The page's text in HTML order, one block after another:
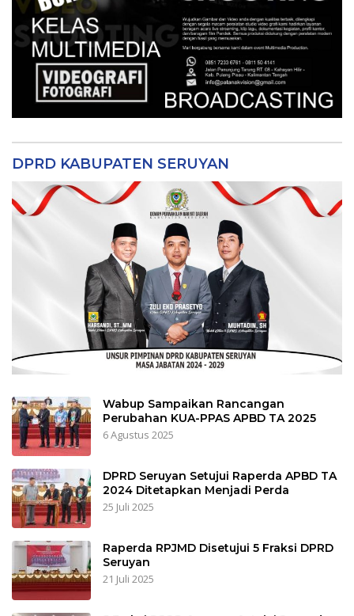
DPRD KABUPATEN SERUYAN
Wabup Sampaikan Rancangan
Perubahan KUA-PPAS APBD TA 2025
6 Agustus 2025
DPRD Seruyan Setujui Raperda APBD TA
2024 Ditetapkan Menjadi Perda
25 Juli 2025
Raperda RPJMD Disetujui 5 Fraksi DPRD
Seruyan
21 Juli 2025